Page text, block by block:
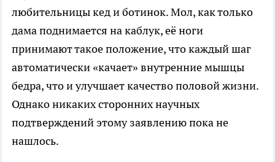
любительницы кед и ботинок. Мол, как только
дама поднимается на каблук, её ноги
принимают такое положение, что каждый шаг
автоматически «качает» внутренние мышцы
бедра, что и улучшает качество половой жизни.
Однако никаких сторонних научных
подтверждений этому заявлению пока не
нашлось.